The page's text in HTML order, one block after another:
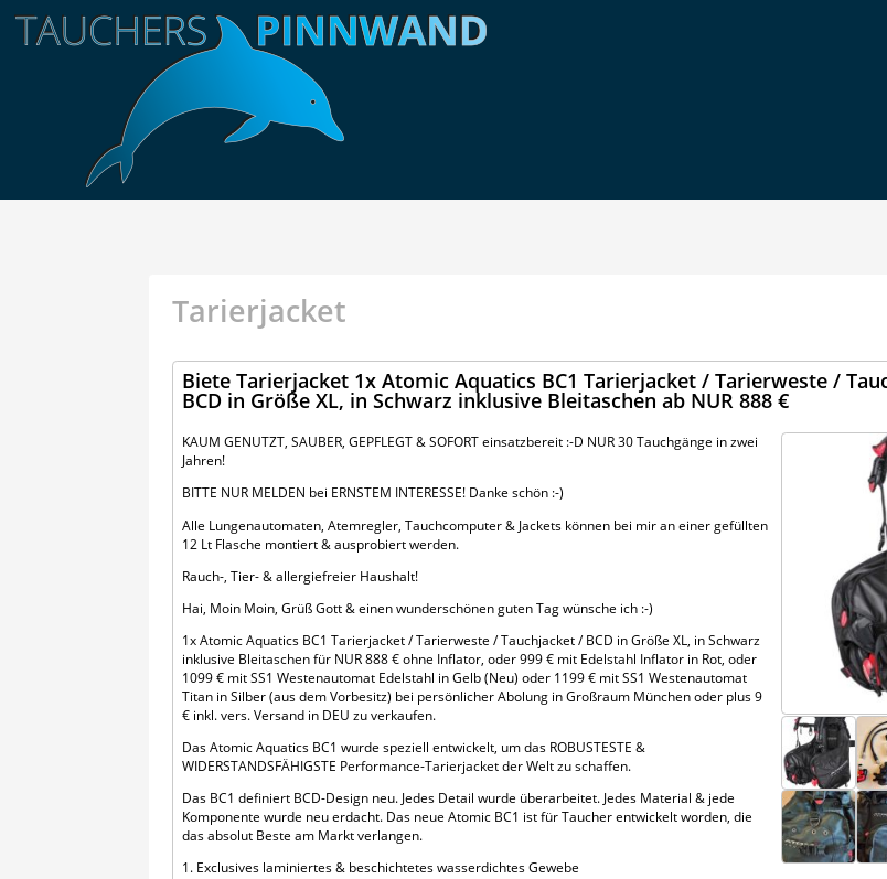
Tarierjacket
Biete Tarierjacket 1x Atomic Aquatics BC1 Tarierjacket / Tarierweste /
BCD in Größe XL, in Schwarz inklusive Bleitaschen ab NUR 888 €
KAUM GENUTZT, SAUBER, GEPFLEGT & SOFORT einsatzbereit :-D NUR 30 Tauchgänge in zwei
Jahren!
BITTE NUR MELDEN bei ERNSTEM INTERESSE! Danke schön :-)
Alle Lungenautomaten, Atemregler, Tauchcomputer & Jackets können bei mir an einer gefüllten
12 Lt Flasche montiert & ausprobiert werden.
Rauch-, Tier- & allergiefreier Haushalt!
Hai, Moin Moin, Grüß Gott & einen wunderschönen guten Tag wünsche ich :-)
1x Atomic Aquatics BC1 Tarierjacket / Tarierweste / Tauchjacket / BCD in Größe XL, in Schwarz
inklusive Bleitaschen für NUR 888 € ohne Inflator, oder 999 € mit Edelstahl Inflator in Rot, oder
1099 € mit SS1 Westenautomat Edelstahl in Gelb (Neu) oder 1199 € mit SS1 Westenautomat
Titan in Silber (aus dem Vorbesitz) bei persönlicher Abolung in Großraum München oder plus 9
€ inkl. vers. Versand in DEU zu verkaufen.
Das Atomic Aquatics BC1 wurde speziell entwickelt, um das ROBUSTESTE &
WIDERSTANDSFÄHIGSTE Performance-Tarierjacket der Welt zu schaffen.
Das BC1 definiert BCD-Design neu. Jedes Detail wurde überarbeitet. Jedes Material & jede
Komponente wurde neu erdacht. Das neue Atomic BC1 ist für Taucher entwickelt worden, die
das absolut Beste am Markt verlangen.
1. Exclusives laminiertes & beschichtetes wasserdichtes Gewebe